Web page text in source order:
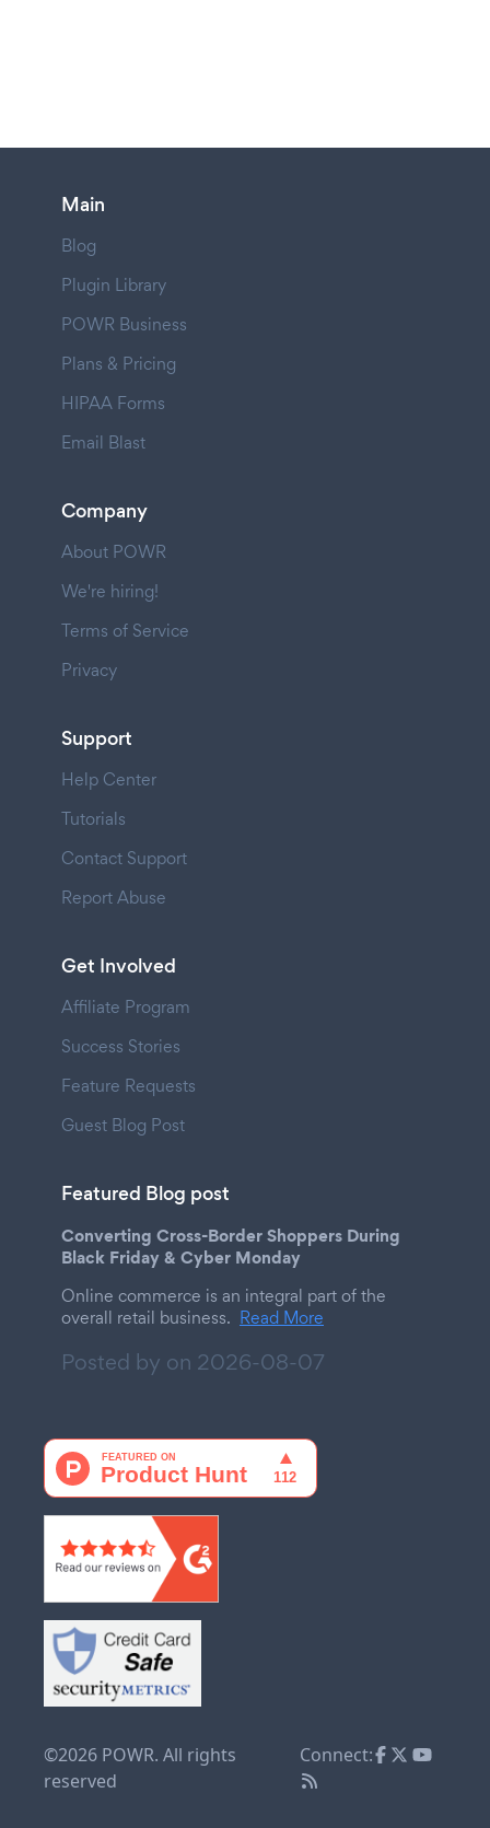
Main
Blog
Plugin Library
POWR Business
Plans & Pricing
HIPAA Forms
Email Blast
Company
About POWR
We're hiring!
Terms of Service
Privacy
Support
Help Center
Tutorials
Contact Support
Report Abuse
Get Involved
Affiliate Program
Success Stories
Feature Requests
Guest Blog Post
Featured Blog post
Converting Cross-Border Shoppers During
Black Friday & Cyber Monday
Online commerce is an integral part of the
overall retail business. Read More
Posted by on 2026-08-07
©2026 POWR. All rights
reserved
Connect: